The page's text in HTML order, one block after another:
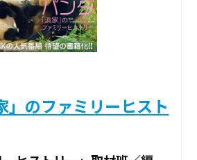
」のファミリーヒスト